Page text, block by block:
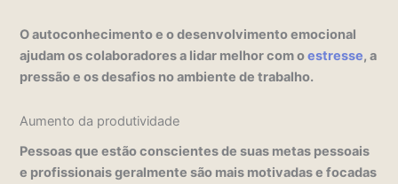
O autoconhecimento e o desenvolvimento emocional
ajudam os colaboradores a lidar melhor com oestresse, a
pressão e os desafios no ambiente de trabalho.
Aumento da produtividade
Pessoas que estão conscientes de suas metas pessoais
e profissionais geralmente são mais motivadas e focadas